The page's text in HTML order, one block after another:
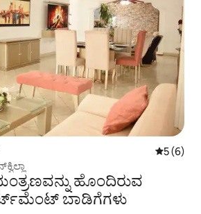
5 ರಲ್ಲಿ 5
5 (6)
ಹೊಂದಿರುವ
ಬಾಡಿಗೆಗಳು